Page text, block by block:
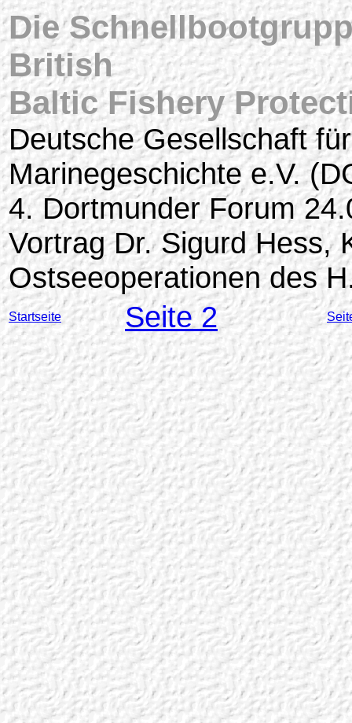
Die
British
Baltic Fishery
Deutsche Gesellschaft
Marinegeschichte e.V.
4. Dortmunder Forum
Vortrag Dr. Sigurd Hess,
Ostseeoperationen des
Startseite Seite 2